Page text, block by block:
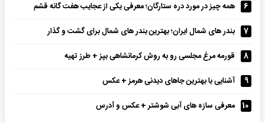
6
همه چیز در مورد دره ستارگان؛ معرفی یکی از عجایب هفت گانه قشم
7
بندر های شمال ایران؛ بهترین بندر های شمال برای گشت و گذار
8
قورمه مرغ مجلسی رو به روش کرمانشاهی بپز + طرز تهیه
9
آشنایی با بهترین جاهای دیدنی هرمز + عکس
10
معرفی سازه های آبی شوشتر + عکس و آدرس